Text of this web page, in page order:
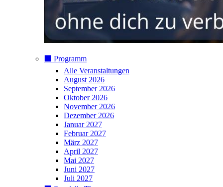
⬛️ Programm
Alle Veranstaltungen
August 2026
September 2026
Oktober 2026
November 2026
Dezember 2026
Januar 2027
Februar 2027
März 2027
April 2027
Mai 2027
Juni 2027
Juli 2027